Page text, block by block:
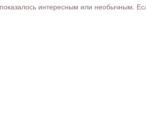
интересным или необычным.